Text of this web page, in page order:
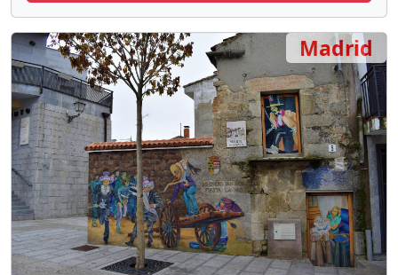
Madrid